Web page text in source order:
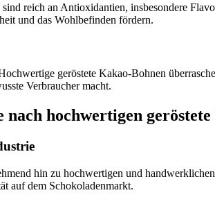
reich an Antioxidantien, insbesondere
und das Wohlbefinden fördern.
geröstete Kakao-Bohnen
Verbraucher macht.
nach hochwertigen
hin zu hochwertigen und
auf dem Schokoladenmarkt.